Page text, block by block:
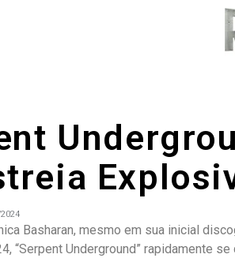
Basharan, mesmo em sua inicial
“Serpent Underground” rapidamente